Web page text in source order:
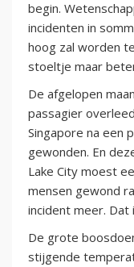
begin.
incidenten in
hoog zal worden
stoeltje maar
De afgelopen
passagier
Singapore na een
gewonden. En
Lake City moest
mensen gewond
incident meer. Dat
De grote
stijgende